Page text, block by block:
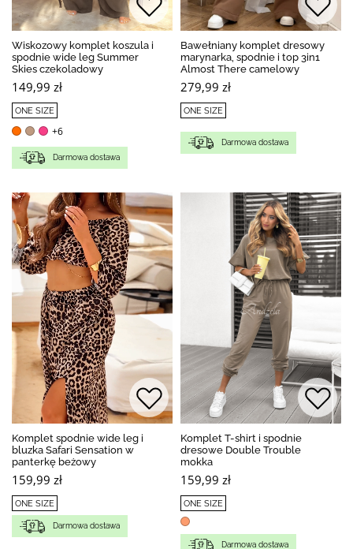
Wiskozowy komplet koszula i
spodnie wide leg Summer
Skies czekoladowy
149,99 zł
ONE SIZE
+6
Darmowa dostawa
Bawełniany komplet dresowy
marynarka, spodnie i top 3in1
Almost There camelowy
279,99 zł
ONE SIZE
Darmowa dostawa
Komplet spodnie wide leg i
bluzka Safari Sensation w
panterkę beżowy
159,99 zł
ONE SIZE
Darmowa dostawa
Komplet T-shirt i spodnie
dresowe Double Trouble
mokka
159,99 zł
ONE SIZE
Darmowa dostawa